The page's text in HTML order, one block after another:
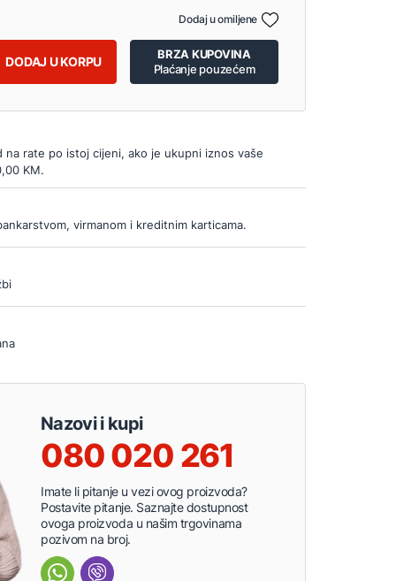
DODAJ U KORPU
BRZA KUPOVINA
Plaćanje pouzećem
Dodaj u omiljene
na rate po istoj cijeni, ako je ukupni iznos vaše
KM.
virmanom i kreditnim karticama.
Nazovi i kupi
080 020 261
Imate li pitanje u vezi ovog proizvoda?
Postavite pitanje. Saznajte dostupnost
ovoga proizvoda u našim trgovinama
pozivom na broj.